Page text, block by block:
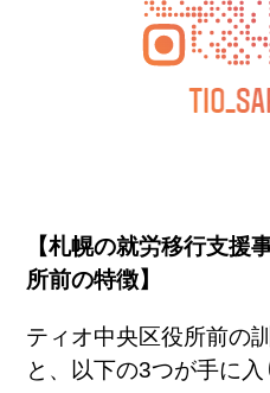
【札幌の就労移行支
所前の特徴】
ティオ中央区役所前の
と、以下の3つが手に入